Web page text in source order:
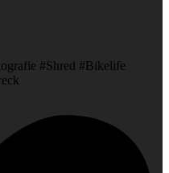
#Shred #Bikelife